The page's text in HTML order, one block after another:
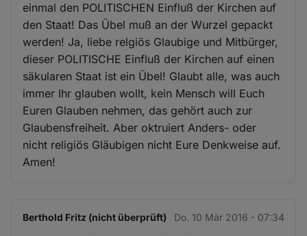
einmal den POLITISCHEN Einfluß der Kirchen auf
den Staat! Das Übel muß an der Wurzel gepackt
werden! Ja, liebe relgiös Glaubige und Mitbürger,
dieser POLITISCHE Einfluß der Kirchen auf einen
säkularen Staat ist ein Übel! Glaubt alle, was auch
immer Ihr glauben wollt, kein Mensch will Euch
Euren Glauben nehmen, das gehört auch zur
Glaubensfreiheit. Aber oktruiert Anders- oder
nicht religiös Gläubigen nicht Eure Denkweise auf.
Amen!
Berthold Fritz (nicht überprüft) Do. 10 Mär 2016 - 07:34